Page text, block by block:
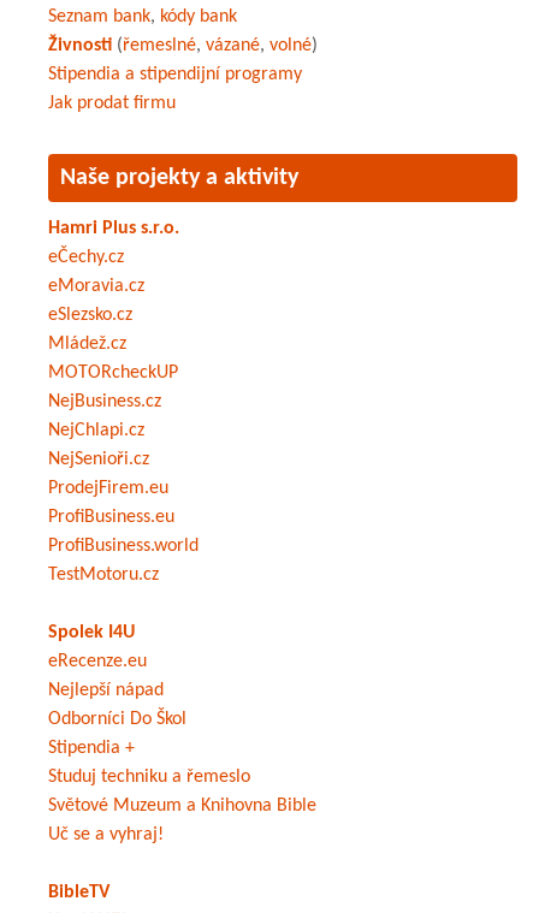
Seznam bank, kódy bank
Živnosti (řemeslné, vázané, volné)
Stipendia a stipendijní programy
Jak prodat firmu
Naše projekty a aktivity
Hamri Plus s.r.o.
eČechy.cz
eMoravia.cz
eSlezsko.cz
Mládež.cz
MOTORcheckUP
NejBusiness.cz
NejChlapi.cz
NejSenioři.cz
ProdejFirem.eu
ProfiBusiness.eu
ProfiBusiness.world
TestMotoru.cz
Spolek I4U
eRecenze.eu
Nejlepší nápad
Odborníci Do Škol
Stipendia +
Studuj techniku a řemeslo
Světové Muzeum a Knihovna Bible
Uč se a vyhraj!
BibleTV